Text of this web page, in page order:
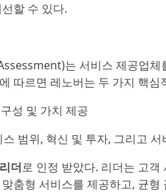
할 수 있다.
는 서비스 제공업체
따르면 레노버는 두 가지 핵
성 및 가치 제공
범위, 혁신 및 투자, 그리고 서
리더로 인정 받았다. 리더는 고
춤형 서비스를 제공하고, 균형